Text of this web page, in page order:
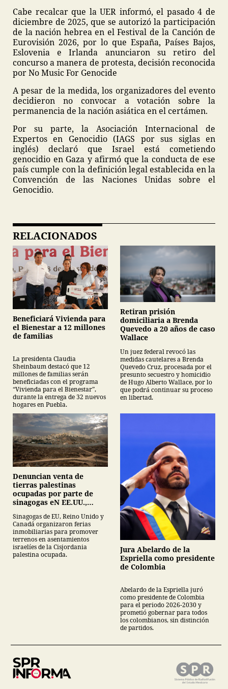
Cabe recalcar que la UER informó, el pasado 4 de
diciembre de 2025, que se autorizó la participación
de la nación hebrea en el Festival de la Canción de
Eurovisión 2026, por lo que España, Países Bajos,
Eslovenia e Irlanda anunciaron su retiro del
concurso a manera de protesta, decisión reconocida
por No Music For Genocide
A pesar de la medida, los organizadores del evento
decidieron no convocar a votación sobre la
permanencia de la nación asiática en el certámen.
Por su parte, la Asociación Internacional de
Expertos en Genocidio (IAGS por sus siglas en
inglés) declaró que Israel está cometiendo
genocidio en Gaza y afirmó que la conducta de ese
país cumple con la definición legal establecida en la
Convención de las Naciones Unidas sobre el
Genocidio.
RELACIONADOS
Beneficiará Vivienda para
el Bienestar a 12 millones
de familias
La presidenta Claudia
Sheinbaum destacó que 12
millones de familias serán
beneficiadas con el programa
“Vivienda para el Bienestar”,
durante la entrega de 32 nuevos
hogares en Puebla.
Retiran prisión
domiciliaria a Brenda
Quevedo a 20 años de caso
Wallace
Un juez federal revocó las
medidas cautelares a Brenda
Quevedo Cruz, procesada por el
presunto secuestro y homicidio
de Hugo Alberto Wallace, por lo
que podrá continuar su proceso
en libertad.
Denuncian venta de
tierras palestinas
ocupadas por parte de
sinagogas eN EE.UU.,
Sinagogas de EU, Reino Unido y
Canadá organizaron ferias
inmobiliarias para promover
terrenos en asentamientos
israelíes de la Cisjordania
palestina ocupada.
Jura Abelardo de la
Espriella como presidente
de Colombia
Abelardo de la Espriella juró
como presidente de Colombia
para el periodo 2026-2030 y
prometió gobernar para todos
los colombianos, sin distinción
de partidos.